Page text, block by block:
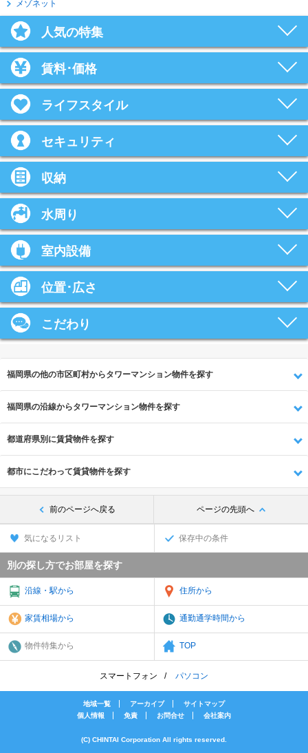
メゾネット
人気の特集
賃料･価格
ライフスタイル
セキュリティ
収納
水周り
室内設備
位置･広さ
こだわり
福岡県の他の市区町村からタワーマンション物件を探す
福岡県の沿線からタワーマンション物件を探す
都道府県別に賃貸物件を探す
都市にこだわって賃貸物件を探す
前のページへ戻る ページの先頭へ
気になるリスト 保存中の条件
別の探し方でお部屋を探す
沿線・駅から 住所から
家賃相場から 通勤通学時間から
物件特集から TOP
スマートフォン パソコン
地域一覧 アーカイブ
サイトマップ
個人情報
免責 お問合せ 会社案内
(C) CHINTAI Corporation All rights reserved.